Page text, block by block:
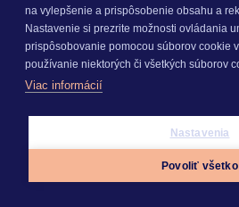
SEGMENTY
na vylepšenie a prispôsobenie obsahu a
Nastavenie si prezrite možnosti ovládania
prispôsobovanie pomocou súborov cookie
používanie niektorých či všetkých súborov
Viac informácií
Nastavenia
Povoliť všetko